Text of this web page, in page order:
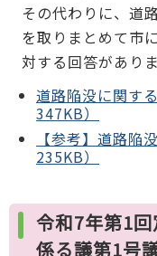
その代わりに、道
を取りまとめて市
対する回答があり
道路陥没に関す
347KB）
【参考】道路陥
235KB）
令和7年第1
係る議第1号